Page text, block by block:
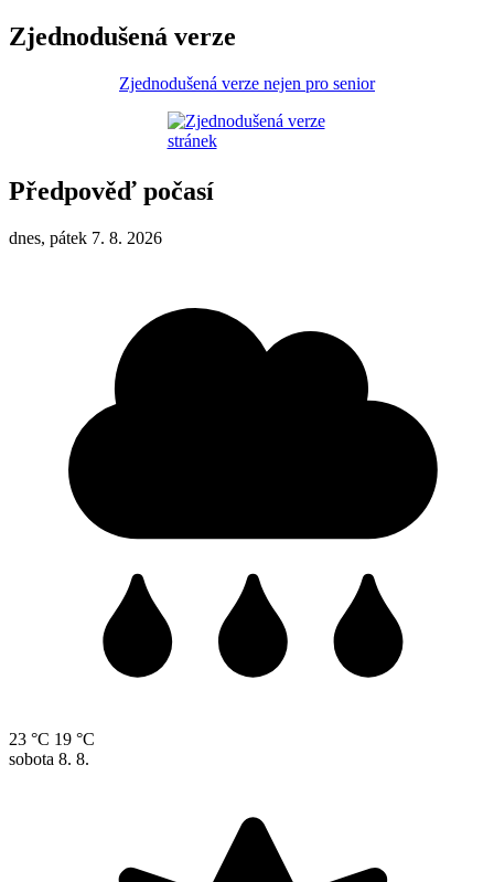
Zjednodušená verze
Zjednodušená verze nejen pro senior
Předpověď počasí
dnes, pátek 7. 8. 2026
23 °C 19 °C
sobota 8. 8.